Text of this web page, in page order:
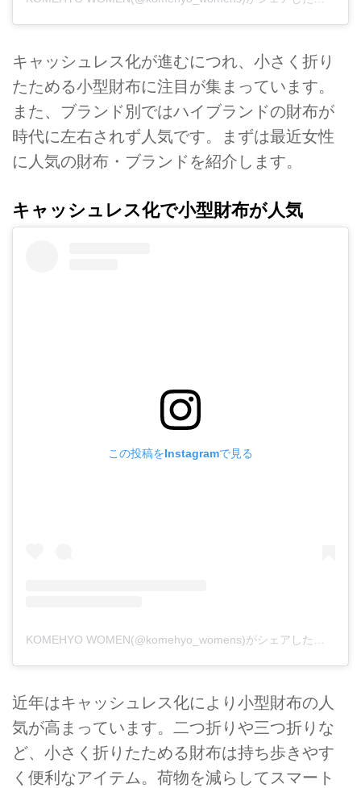
キャッシュレス化が進むにつれ、小さく折り
たためる小型財布に注目が集まっています。
また、ブランド別ではハイブランドの財布が
時代に左右されず人気です。まずは最近女性
に人気の財布・ブランドを紹介します。
キャッシュレス化で小型財布が人気
この投稿をInstagramで見る
近年はキャッシュレス化により小型財布の人
気が高まっています。二つ折りや三つ折りな
ど、小さく折りたためる財布は持ち歩きやす
く便利なアイテム。荷物を減らしてスマート